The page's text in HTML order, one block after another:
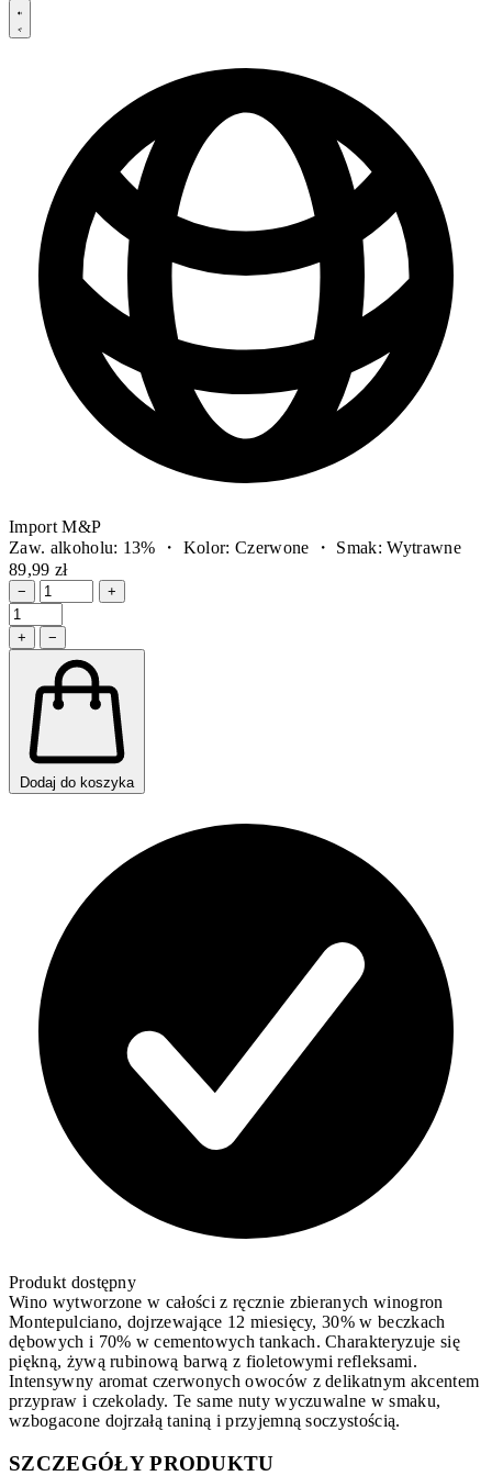
Import M&P
Zaw. alkoholu: 13% ・ Kolor: Czerwone ・ Smak: Wytrawne
89,99 zł
− +
+ −
Dodaj do koszyka
Produkt dostępny
Wino wytworzone w całości z ręcznie zbieranych winogron
Montepulciano, dojrzewające 12 miesięcy, 30% w beczkach
dębowych i 70% w cementowych tankach. Charakteryzuje się
piękną, żywą rubinową barwą z fioletowymi refleksami.
Intensywny aromat czerwonych owoców z delikatnym akcentem
przypraw i czekolady. Te same nuty wyczuwalne w smaku,
wzbogacone dojrzałą taniną i przyjemną soczystością.
SZCZEGÓŁY PRODUKTU